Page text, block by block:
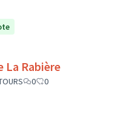
La Rabière
0
0